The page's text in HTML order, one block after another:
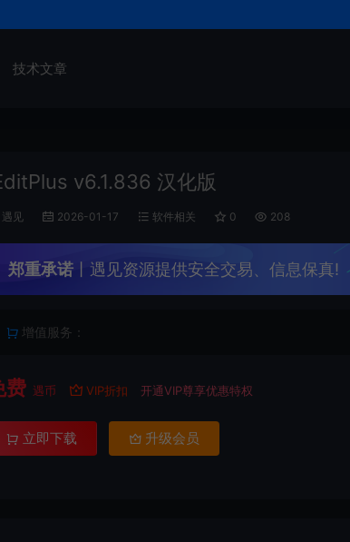
技术文章
v6.1.836 汉化版
遇见 2026-01-17 软件相关 0 208
郑重承诺 丨遇见资源提供安全交易、信息保真!
增值服务：
费 遇币 VIP折扣 开通VIP尊享优惠特权
立即下载 升级会员